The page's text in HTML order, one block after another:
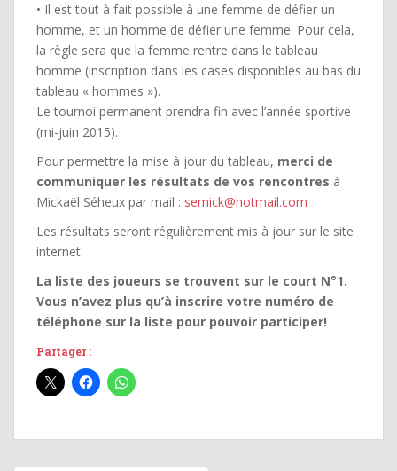
• Il est tout à fait possible à une femme de défier un
homme, et un homme de défier une femme. Pour cela,
la règle sera que la femme rentre dans le tableau
homme (inscription dans les cases disponibles au bas du
tableau « hommes »).
Le tournoi permanent prendra fin avec l’année sportive
(mi-juin 2015).
Pour permettre la mise à jour du tableau, merci de
communiquer les résultats de vos rencontres à
Mickaël Séheux par mail : semick@hotmail.com
Les résultats seront régulièrement mis à jour sur le site
internet.
La liste des joueurs se trouvent sur le court N°1.
Vous n’avez plus qu’à inscrire votre numéro de
téléphone sur la liste pour pouvoir participer!
Partager :